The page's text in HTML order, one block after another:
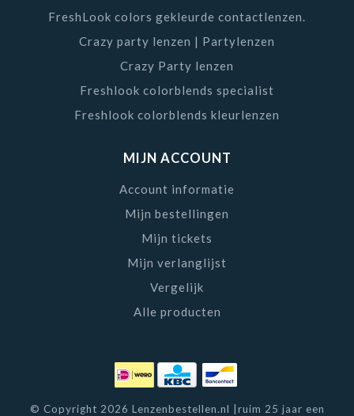
FreshLook colors gekleurde contactlenzen.
Crazy party lenzen | Partylenzen
Crazy Party lenzen
Freshlook colorblends specialist
Freshlook colorblends kleurlenzen
MIJN ACCOUNT
Account informatie
Mijn bestellingen
Mijn tickets
Mijn verlanglijst
Vergelijk
Alle producten
© Copyright 2026 Lenzenbestellen.nl |ruim 25 jaar een